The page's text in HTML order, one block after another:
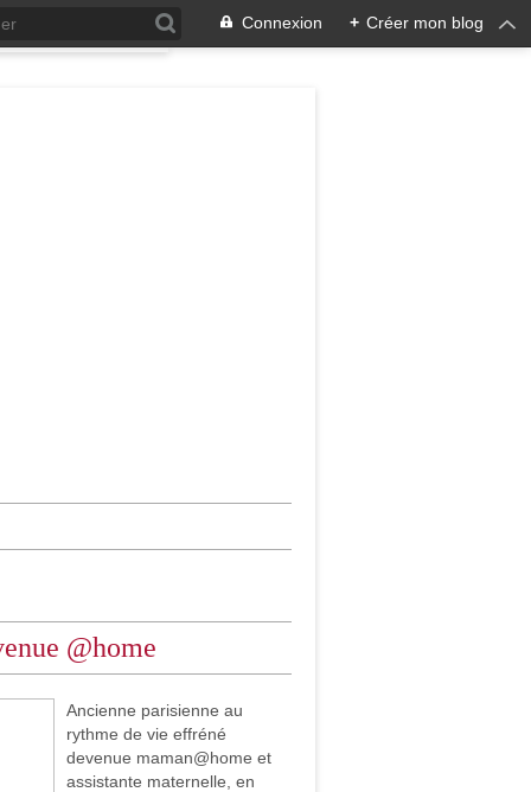
Connexion + Créer mon blog
@home
Ancienne parisienne au
rythme de vie effréné
devenue maman@home et
assistante maternelle, en